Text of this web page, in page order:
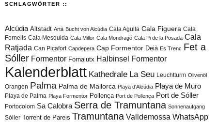
SCHLAGWÖRTER ::
Alcúdia Altstadt Artà Bucht von Alcúdia Cala Agulla Cala Figuera Cala
Fornells Cala Mesquida Cala Millor Cala Mondragó Cala Pi de la Posada Cala
Ratjada Can Picafort Capdepera Cap Formentor Deià Es Trenc Fet a
Sóller Formentor Fornalutx Halbinsel Formentor
Kalenderblatt Kathedrale La Seu Leuchtturm Olivenöl
Orangen Palma Palma de Mallorca Playa d'Alcúdia Playa de Muro
Playa de Palma Playa Formentor Pollença Port de Pollença Port de Sóller
Portocolom Sa Calobra Serra de Tramuntana Sonnenaufgang
Sòller Torrent de Pareis Tramuntana Valldemossa WhatsApp